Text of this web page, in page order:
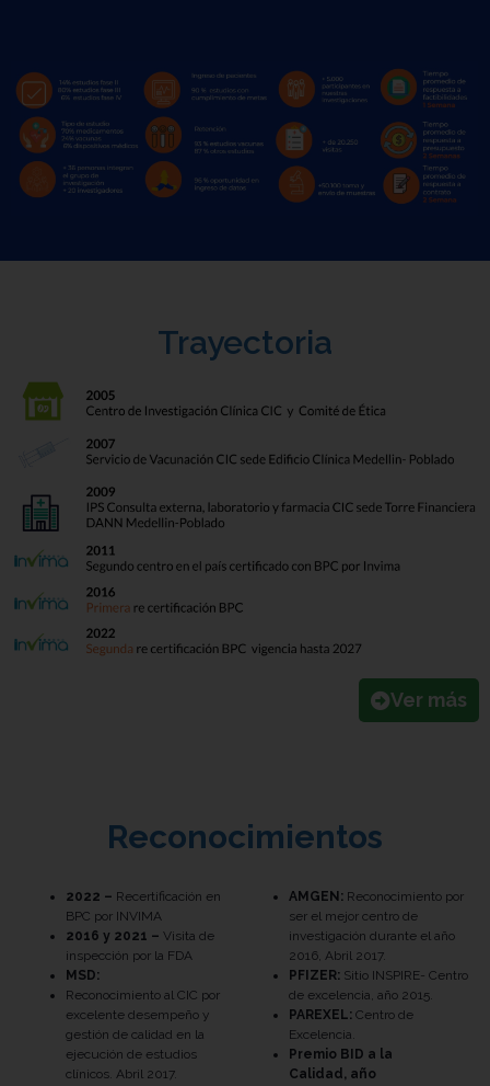
Trayectoria
Ver más
Reconocimientos
2022 – Recertificación en
BPC por INVIMA
2016 y 2021 – Visita de
inspección por la FDA
MSD:
Reconocimiento al CIC por
excelente desempeño y
gestión de calidad en la
ejecución de estudios
clínicos. Abril 2017.
AMGEN: Reconocimiento por
ser el mejor centro de
investigación durante el año
2016, Abril 2017.
PFIZER: Sitio INSPIRE- Centro
de excelencia, año 2015.
PAREXEL: Centro de
Excelencia.
Premio BID a la
Calidad, año